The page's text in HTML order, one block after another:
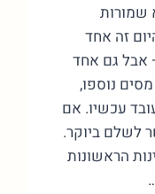
שמורות
זה אחד
אבל גם אחד
נוספו,
עכשיו. אם
לשלם ביוקר.
הראשונות